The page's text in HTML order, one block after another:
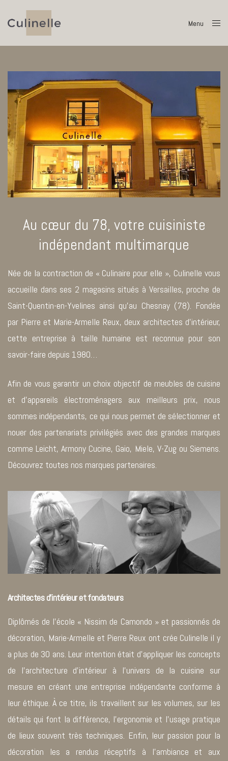
Menu
Au cœur du 78, votre cuisiniste
indépendant multimarque
Née de la contraction de « Culinaire pour elle », Culinelle vous
accueille dans ses 2 magasins situés à Versailles, proche de
Saint-Quentin-en-Yvelines ainsi qu’au Chesnay (78). Fondée
par Pierre et Marie-Armelle Reux, deux architectes d’intérieur,
cette entreprise à taille humaine est reconnue pour son
savoir-faire depuis 1980…
Afin de vous garantir un choix objectif de meubles de cuisine
et d’appareils électroménagers aux meilleurs prix, nous
sommes indépendants, ce qui nous permet de sélectionner et
nouer des partenariats privilégiés avec des grandes marques
comme Leicht, Armony Cucine, Gaio, Miele, V-Zug ou Siemens.
Découvrez toutes nos marques partenaires.
Architectes d’intérieur et fondateurs
Diplômés de l’école « Nissim de Camondo » et passionnés de
décoration, Marie-Armelle et Pierre Reux ont crée Culinelle il y
a plus de 30 ans. Leur intention était d’appliquer les concepts
de l’architecture d’intérieur à l’univers de la cuisine sur
mesure en créant une entreprise indépendante conforme à
leur éthique. À ce titre, ils travaillent sur les volumes, sur les
détails qui font la différence, l’ergonomie et l’usage pratique
de lieux souvent très techniques. Enfin, leur passion pour la
décoration les a rendus réceptifs à l’ambiance et aux